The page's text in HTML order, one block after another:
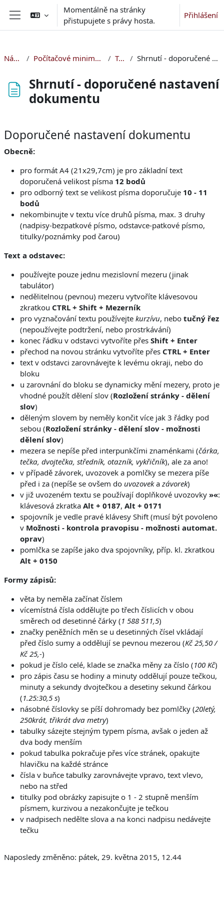
Přejít k hlavnímu obsahu
Boční panel
Momentálně na stránky
přistupujete s právy hosta.
Přihlášení
Nástěnka Počítačové minimum pro začátečníky Topic 3 Shrnutí - doporučené nastavení dokumentu
Shrnutí - doporučené nastavení
dokumentu
Doporučené nastavení dokumentu
Obecně:
pro formát A4 (21x29,7cm) je pro základní text
doporučená velikost písma 12 bodů
pro odborný text se velikost písma doporučuje 10 - 11
bodů
nekombinujte v textu více druhů písma, max. 3 druhy
(nadpisy-bezpatkové písmo, odstavce-patkové písmo,
titulky/poznámky pod čarou)
Text a odstavec:
používejte pouze jednu mezislovní mezeru (jinak
tabulátor)
nedělitelnou (pevnou) mezeru vytvoříte klávesovou
zkratkou CTRL + Shift + Mezerník
pro vyznačování textu používejte kurzívu, nebo tučný řez
(nepoužívejte podtržení, nebo prostrkávání)
konec řádku v odstavci vytvoříte přes Shift + Enter
přechod na novou stránku vytvoříte přes CTRL + Enter
text v odstavci zarovnávejte k levému okraji, nebo do
bloku
u zarovnání do bloku se dynamicky mění mezery, proto je
vhodné použít dělení slov (Rozložení stránky - dělení
slov)
děleným slovem by neměly končit více jak 3 řádky pod
sebou (Rozložení stránky - dělení slov - možnosti
dělení slov)
mezera se nepíše před interpunkčími znaménkami (čárka,
tečka, dvojtečka, středník, otazník, vykřičník), ale za ano!
v případě závorek, uvozovek a pomlčky se mezera píše
před i za (nepíše se ovšem do uvozoveka závorek)
v již uvozeném textu se používají doplňkové uvozovky »«:
klávesová zkratka Alt + 0187, Alt + 0171
spojovník je vedle pravé klávesy Shift (musí být povoleno
v Možnosti - kontrola pravopisu - možnosti automat.
oprav)
pomlčka se zapíše jako dva spojovníky, příp. kl. zkratkou
Alt + 0150
Formy zápisů:
věta by neměla začínat číslem
vícemístná čísla oddělujte po třech číslicích v obou
směrech od desetinné čárky (1 588 511,5)
značky peněžních měn se u desetinných čísel vkládají
před číslo sumy a oddělují se pevnou mezerou (Kč 25,50 /
Kč 25,-)
pokud je číslo celé, klade se značka měny za číslo (100 Kč)
pro zápis času se hodiny a minuty oddělují pouze tečkou,
minuty a sekundy dvojtečkou a desetiny sekund čárkou
(1.25:30,5 s)
násobné číslovky se píší dohromady bez pomlčky (20letý,
250krát, třikrát dva metry)
tabulky sázejte stejným typem písma, avšak o jeden až
dva body menším
pokud tabulka pokračuje přes více stránek, opakujte
hlavičku na každé stránce
čísla v buňce tabulky zarovnávejte vpravo, text vlevo,
nebo na střed
titulky pod obrázky zapisujte o 1 - 2 stupně menším
písmem, kurzivou a nezakončujte je tečkou
v nadpisech nedělte slova a na konci nadpisu nedávejte
tečku
Naposledy změněno: pátek, 29. května 2015, 12.44